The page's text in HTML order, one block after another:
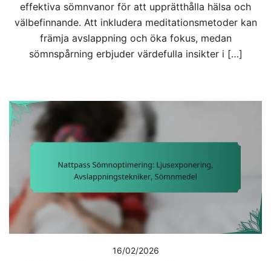
effektiva sömnvanor för att upprätthålla hälsa och
välbefinnande. Att inkludera meditationsmetoder kan
främja avslappning och öka fokus, medan
sömnspårning erbjuder värdefulla insikter i […]
16/02/2026